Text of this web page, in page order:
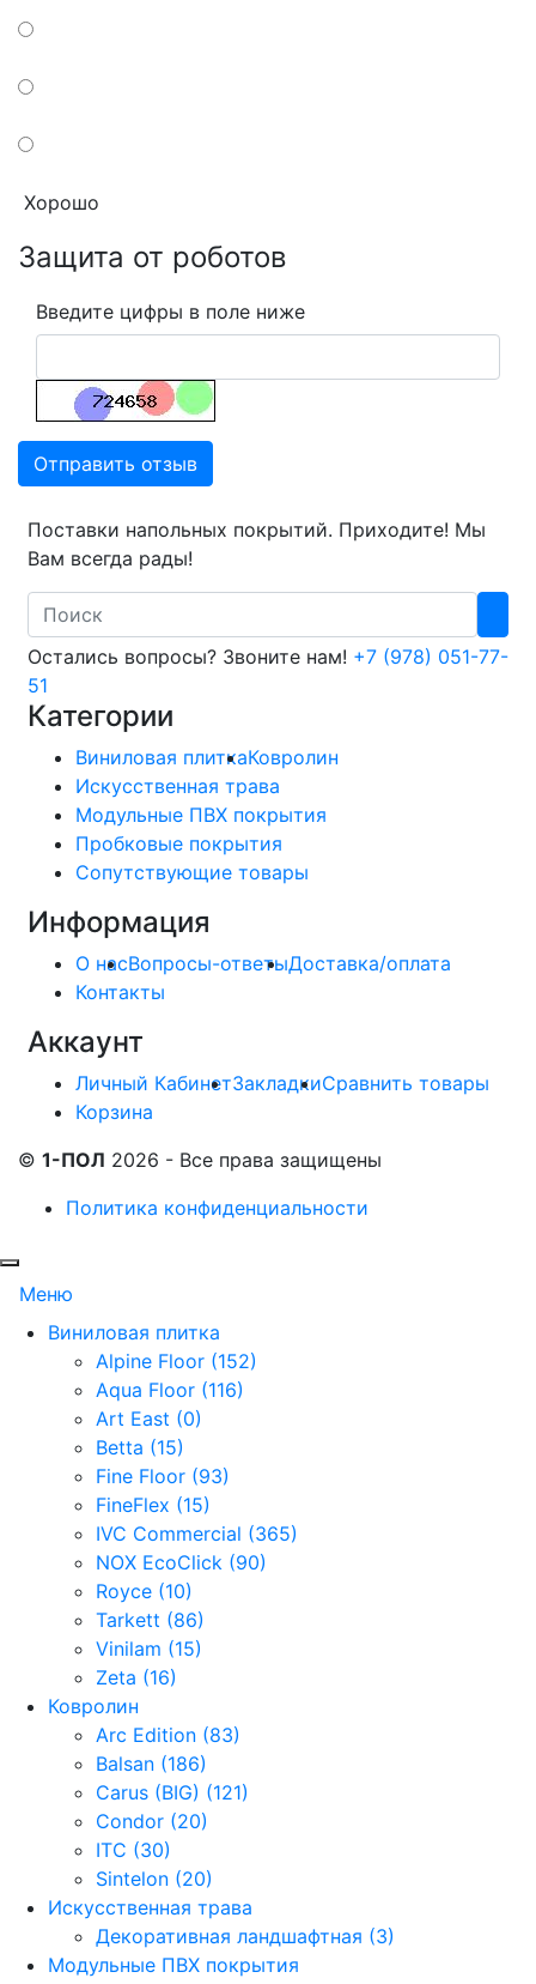
Хорошо
Защита от роботов
Введите цифры в поле ниже
Отправить отзыв
Поставки напольных покрытий. Приходите! Мы
Вам всегда рады!
Search
Остались вопросы? Звоните нам! +7 (978) 051-77-
51
Категории
Виниловая плиткаКовролин
Искусственная трава
Модульные ПВХ покрытия
Пробковые покрытия
Сопутствующие товары
Информация
О насВопросы-ответыДоставка/оплата
Контакты
Аккаунт
Личный КабинетЗакладкиСравнить товары
Корзина
© 1-ПОЛ 2026 - Все права защищены
Политика конфиденциальности
Меню
Виниловая плитка
Alpine Floor (152)
Aqua Floor (116)
Art East (0)
Betta (15)
Fine Floor (93)
FineFlex (15)
IVC Commercial (365)
NOX EcoClick (90)
Royce (10)
Tarkett (86)
Vinilam (15)
Zeta (16)
Ковролин
Arc Edition (83)
Balsan (186)
Carus (BIG) (121)
Condor (20)
ITC (30)
Sintelon (20)
Искусственная трава
Декоративная ландшафтная (3)
Модульные ПВХ покрытия